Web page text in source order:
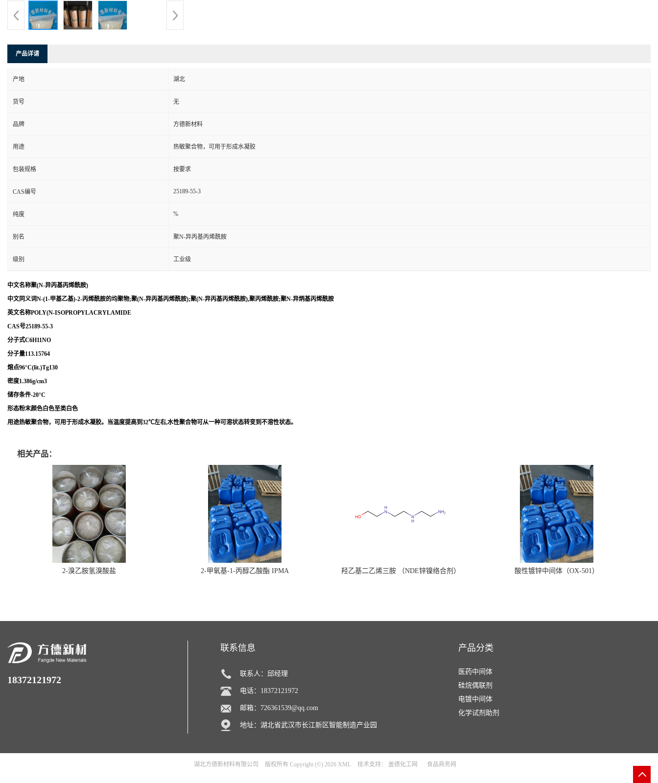
产品详请
产地 湖北
货号 无
品牌 方德新材料
用途 热敏聚合物，可用于形成水凝胶
包装规格 按要求
CAS编号 25189-55-3
纯度 %
别名 聚N-异丙基丙烯酰胺
级别 工业级
中文名称聚(N-异丙基丙烯酰胺)
中文同义词N-(1-甲基乙基)-2-丙烯酰胺的均聚物;聚(N-异丙基丙烯酰胺);聚(N-异丙基丙烯酰胺),聚丙烯酰胺;聚N-异炳基丙烯酰胺
英文名称POLY(N-ISOPROPYLACRYLAMIDE
CAS号25189-55-3
分子式C6H11NO
分子量113.15764
熔点96°C(lit.)Tg130
密度1.386g/cm3
储存条件-20°C
形态粉末颜色白色至类白色
用途热敏聚合物，可用于形成水凝胶。当温度提高到32℃左右,水性聚合物可从一种可溶状态转变到不溶性状态。
相关产品：
2-溴乙胺氢溴酸盐 2-甲氧基-1-丙醇乙酸酯 IPMA 羟乙基二乙烯三胺 （NDE锌镍络合剂） 酸性镀锌中间体（OX-501）
18372121972
联系信息
联系人：邱经理
电话：18372121972
邮箱： 726361539@qq.com
地址：湖北省武汉市长江新区智能制造产业园
产品分类
医药中间体
硅烷偶联剂
电镀中间体
化学试剂助剂
湖北方德新材料有限公司 版权所有 Copyright (©) 2026 XML 技术支持： 盖德化工网 食品商务网